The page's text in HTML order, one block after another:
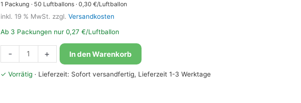
1 Packung · 50 Luftballons ·0,30 €/Luftballon
inkl. 19 % MwSt. zzgl.Versandkosten
Ab 3 Packungen nur 0,27 €/Luftballon
-
Bioloons®
Mini-
Luftballon
+ In den Warenkorb
✓ Vorrätig · Lieferzeit: Sofort versandfertig, Lieferzeit 1-3 Werktage